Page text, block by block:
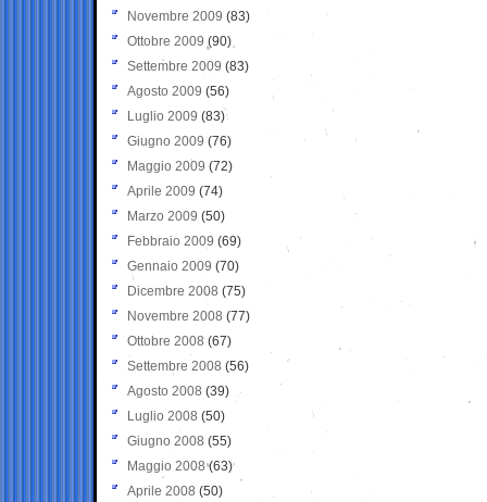
Novembre 2009 (83)
Ottobre 2009 (90)
Settembre 2009 (83)
Agosto 2009 (56)
Luglio 2009 (83)
Giugno 2009 (76)
Maggio 2009 (72)
Aprile 2009 (74)
Marzo 2009 (50)
Febbraio 2009 (69)
Gennaio 2009 (70)
Dicembre 2008 (75)
Novembre 2008 (77)
Ottobre 2008 (67)
Settembre 2008 (56)
Agosto 2008 (39)
Luglio 2008 (50)
Giugno 2008 (55)
Maggio 2008(63)
Aprile 2008 (50)